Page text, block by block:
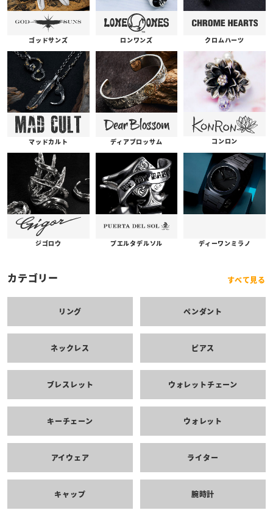
ゴッドサンズ ロンワンズ クロムハーツ
マッドカルト ディアブロッサム コンロン
ジゴロウ プエルタデルソル ディーワンミラノ
カテゴリー すべて見る
リング ペンダント
ネックレス ピアス
ブレスレット ウォレットチェーン
キーチェーン ウォレット
アイウェア ライター
キャップ 腕時計